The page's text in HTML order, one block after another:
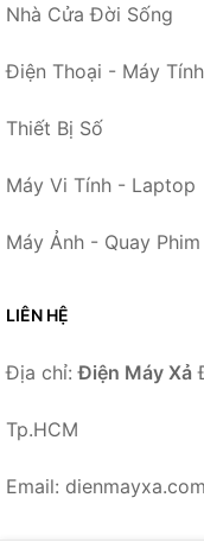
Nhà Cửa Đời Sống
Điện Thoại - Máy
Thiết Bị Số
Máy Vi Tính - Laptop
Máy Ảnh - Quay Phim
LIÊN HỆ
Địa chỉ:Điện Máy Xả
Tp.HCM
Email: